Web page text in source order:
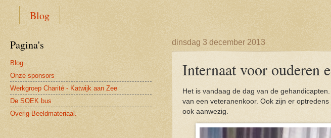
Blog
dinsdag 3 december 2013
Internaat voor ouderen
Het is vandaag de dag van de
van een veteranenkoor. Ook zijn er
ook aanwezig.
Pagina's
Blog
Onze sponsors
Werkgroep Charité - Katwijk aan Zee
De SOEK bus
Overig Beeldmateriaal.